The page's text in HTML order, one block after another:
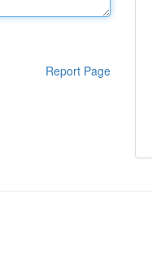
Report Page